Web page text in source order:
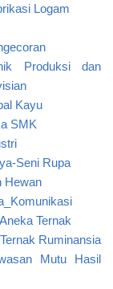
Logam
Produksi dan
Kayu
SMK
Seni Rupa
Hewan
Ternak
Ruminansia
Mutu Hasil